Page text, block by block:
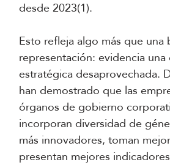
desde 2023(1).
Esto refleja algo más que una
representación: evidencia
estratégica desaprovechada.
han demostrado que las
órganos de gobierno
incorporan diversidad de
más innovadores, toman
presentan mejores